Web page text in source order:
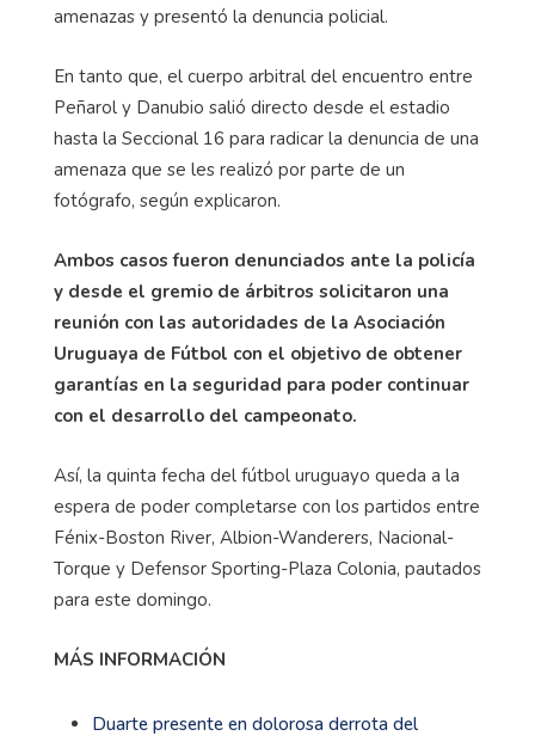
amenazas y presentó la denuncia policial.
En tanto que, el cuerpo arbitral del encuentro entre
Peñarol y Danubio salió directo desde el estadio
hasta la Seccional 16 para radicar la denuncia de una
amenaza que se les realizó por parte de un
fotógrafo, según explicaron.
Ambos casos fueron denunciados ante la policía
y desde el gremio de árbitros solicitaron una
reunión con las autoridades de la Asociación
Uruguaya de Fútbol con el objetivo de obtener
garantías en la seguridad para poder continuar
con el desarrollo del campeonato.
Así, la quinta fecha del fútbol uruguayo queda a la
espera de poder completarse con los partidos entre
Fénix-Boston River, Albion-Wanderers, Nacional-
Torque y Defensor Sporting-Plaza Colonia, pautados
para este domingo.
MÁS INFORMACIÓN
Duarte presente en dolorosa derrota del